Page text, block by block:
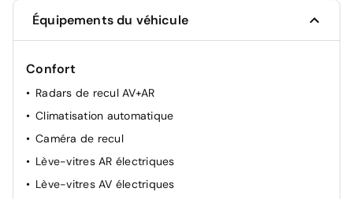
Équipements du véhicule
Confort
Radars de recul AV+AR
Climatisation automatique
Caméra de recul
Lève-vitres AR électriques
Lève-vitres AV électriques